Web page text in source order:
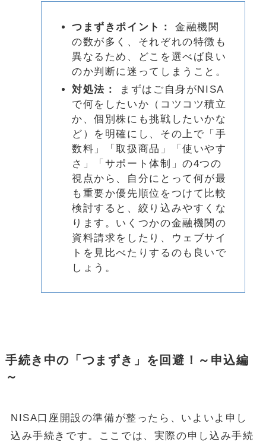
つまずきポイント：
金融機関
の数が多く、それぞれの特徴も
異なるため、どこを選べば良い
のか判断に迷ってしまうこと。
対処法：
まずはご自身がNISA
で何をしたいか（コツコツ積立
か、個別株にも挑戦したいかな
ど）を明確にし、その上で「手
数料」「取扱商品」「使いやす
さ」「サポート体制」の4つの
視点から、自分にとって何が最
も重要か優先順位をつけて比較
検討すると、絞り込みやすくな
ります。いくつかの金融機関の
資料請求をしたり、ウェブサイ
トを見比べたりするのも良いで
しょう。
手続き中の「つまずき」を回避！～申込編
～
NISA口座開設の準備が整ったら、いよいよ申し
込み手続きです。ここでは、実際の申し込み手続